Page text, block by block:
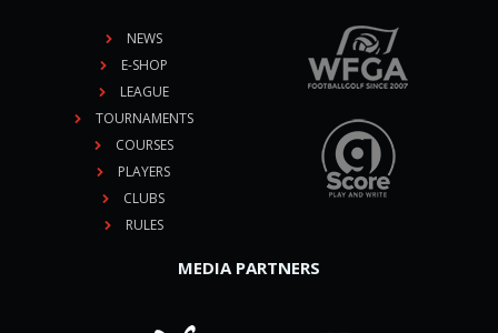
NEWS
E-SHOP
LEAGUE
TOURNAMENTS
COURSES
PLAYERS
CLUBS
RULES
MEDIA PARTNERS